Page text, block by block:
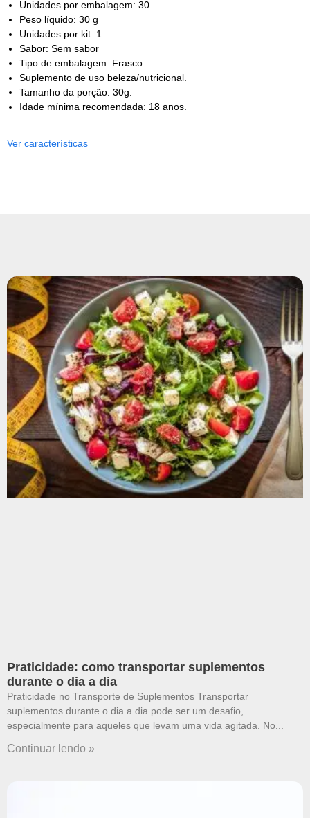
Unidades por embalagem: 30
Peso líquido: 30 g
Unidades por kit: 1
Sabor: Sem sabor
Tipo de embalagem: Frasco
Suplemento de uso beleza/nutricional.
Tamanho da porção: 30g.
Idade mínima recomendada: 18 anos.
Ver características
Praticidade: como transportar suplementos
durante o dia a dia
Praticidade no Transporte de Suplementos Transportar
suplementos durante o dia a dia pode ser um desafio,
especialmente para aqueles que levam uma vida agitada. No
Continuar lendo »